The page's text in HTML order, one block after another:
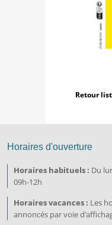
Retour
Horaires d'ouverture
Horaires habituels : Du
09h-12h
Horaires vacances : Les
annoncés par voie